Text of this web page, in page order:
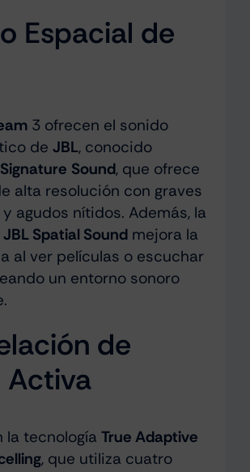
Espacial de
3 ofrecen el sonido
de JBL, conocido
Signature Sound, que ofrece
alta resolución con graves
agudos nítidos. Además, la
JBL Spatial Soundmejora la
al ver películas o escuchar
un entorno sonoro
de
Activa
la tecnología True Adaptive
, que utiliza cuatro